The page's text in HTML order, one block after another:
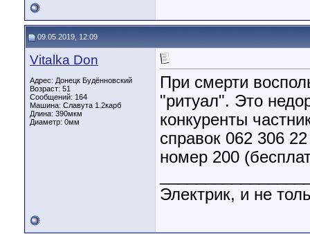
09.05.2019, 12:09
Vitalka Don
Адрес: Донецк Будённовский
Возраст: 51
Сообщений: 164
Машина: Славута 1.2карб
Длина: 390мкм
Диаметр: 0мм
При смерти
"ритуал". Это
конкуренты
справок 062 306
номер 200
Электрик, и не